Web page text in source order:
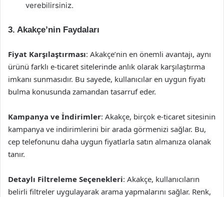
verebilirsiniz.
3. Akakçe’nin Faydaları
Fiyat Karşılaştırması: Akakçe’nin en önemli avantajı, aynı
ürünü farklı e-ticaret sitelerinde anlık olarak karşılaştırma
imkanı sunmasıdır. Bu sayede, kullanıcılar en uygun fiyatı
bulma konusunda zamandan tasarruf eder.
Kampanya ve İndirimler: Akakçe, birçok e-ticaret sitesinin
kampanya ve indirimlerini bir arada görmenizi sağlar. Bu,
cep telefonunu daha uygun fiyatlarla satın almanıza olanak
tanır.
Detaylı Filtreleme Seçenekleri: Akakçe, kullanıcıların
belirli filtreler uygulayarak arama yapmalarını sağlar. Renk,